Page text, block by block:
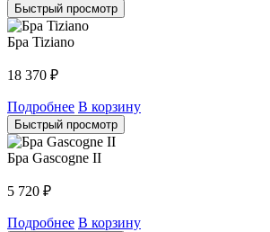
Быстрый просмотр
Бра Tiziano
18 370 ₽
Подробнее В корзину
Быстрый просмотр
Бра Gascogne II
5 720 ₽
Подробнее В корзину